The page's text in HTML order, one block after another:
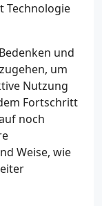
Technologie
und
um
Nutzung
Fortschritt
noch
Weise, wie